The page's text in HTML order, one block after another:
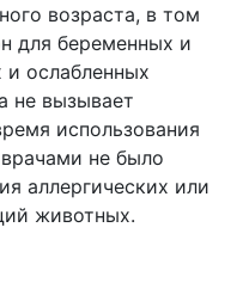
возраста, в том
для беременных и
ослабленных
не вызывает
использования
не было
аллергических или
животных.